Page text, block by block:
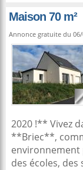
Maison 70 m²
Annonce gratuite du 06/
2020 !** Vivez
**Briec**,
environnement
des écoles, des